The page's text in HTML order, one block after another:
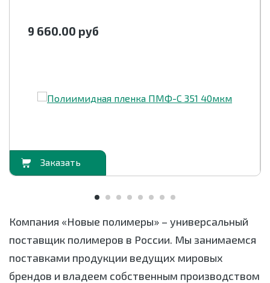
9 660.00 руб
Компания «Новые полимеры» – универсальный
поставщик полимеров в России. Мы занимаемся
поставками продукции ведущих мировых
брендов и владеем собственным производством